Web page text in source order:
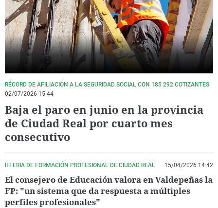
La rosa de los vientos
Gente viajera
Como el perro y el
Caso
Retornados
Equipo de
Operación Viuda
Extremadura
Galicia
La Rioja
Navarra
País Vasco
Virales
Televisión
Elecciones
RÉCORD DE AFILIACIÓN A LA SEGURIDAD SOCIAL CON 185 292 COTIZANTES
02/07/2026 15:44
Baja el paro en junio en la provincia
de Ciudad Real por cuarto mes
consecutivo
II FERIA DE FORMACIÓN PROFESIONAL DE CIUDAD REAL 15/04/2026 14:42
El consejero de Educación valora en Valdepeñas la
FP: "un sistema que da respuesta a múltiples
perfiles profesionales"